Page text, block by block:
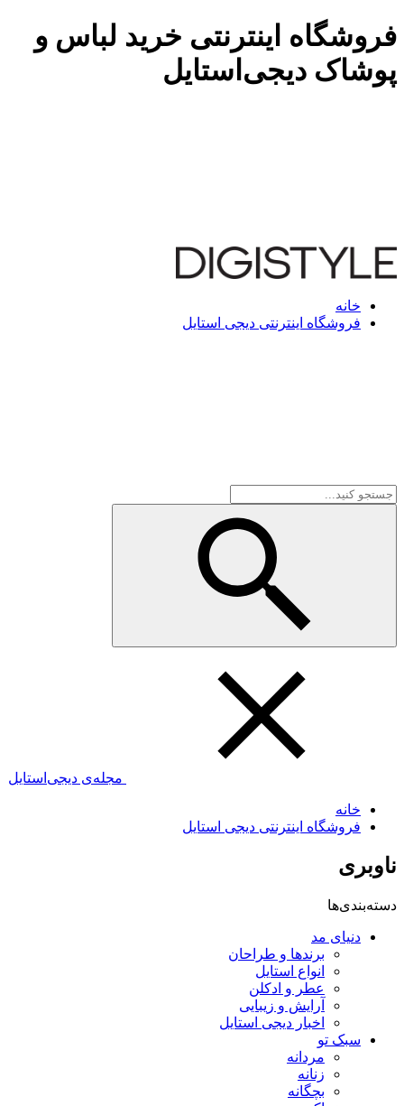
فروشگاه اینترنتی خرید لباس و
پوشاک دیجی‌استایل
خانه
فروشگاه اینترنتی دیجی استایل
مجله‌ی دیجی‌استایل
خانه
فروشگاه اینترنتی دیجی استایل
ناوبری
دسته‌بندی‌ها
دنیای مد
برندها و طراحان
انواع استایل
عطر و ادکلن
آرایش و زیبایی
اخبار دیجی استایل
سبک تو
مردانه
زنانه
بچگانه